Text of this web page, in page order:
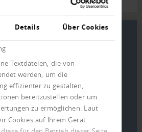
Details Über Cookies
Textdateien, die von
werden, um die
effizienter zu gestalten,
bereitzustellen oder um
zu ermöglichen. Laut
Cookies auf Ihrem Gerät
für den Betrieb dieser Seite